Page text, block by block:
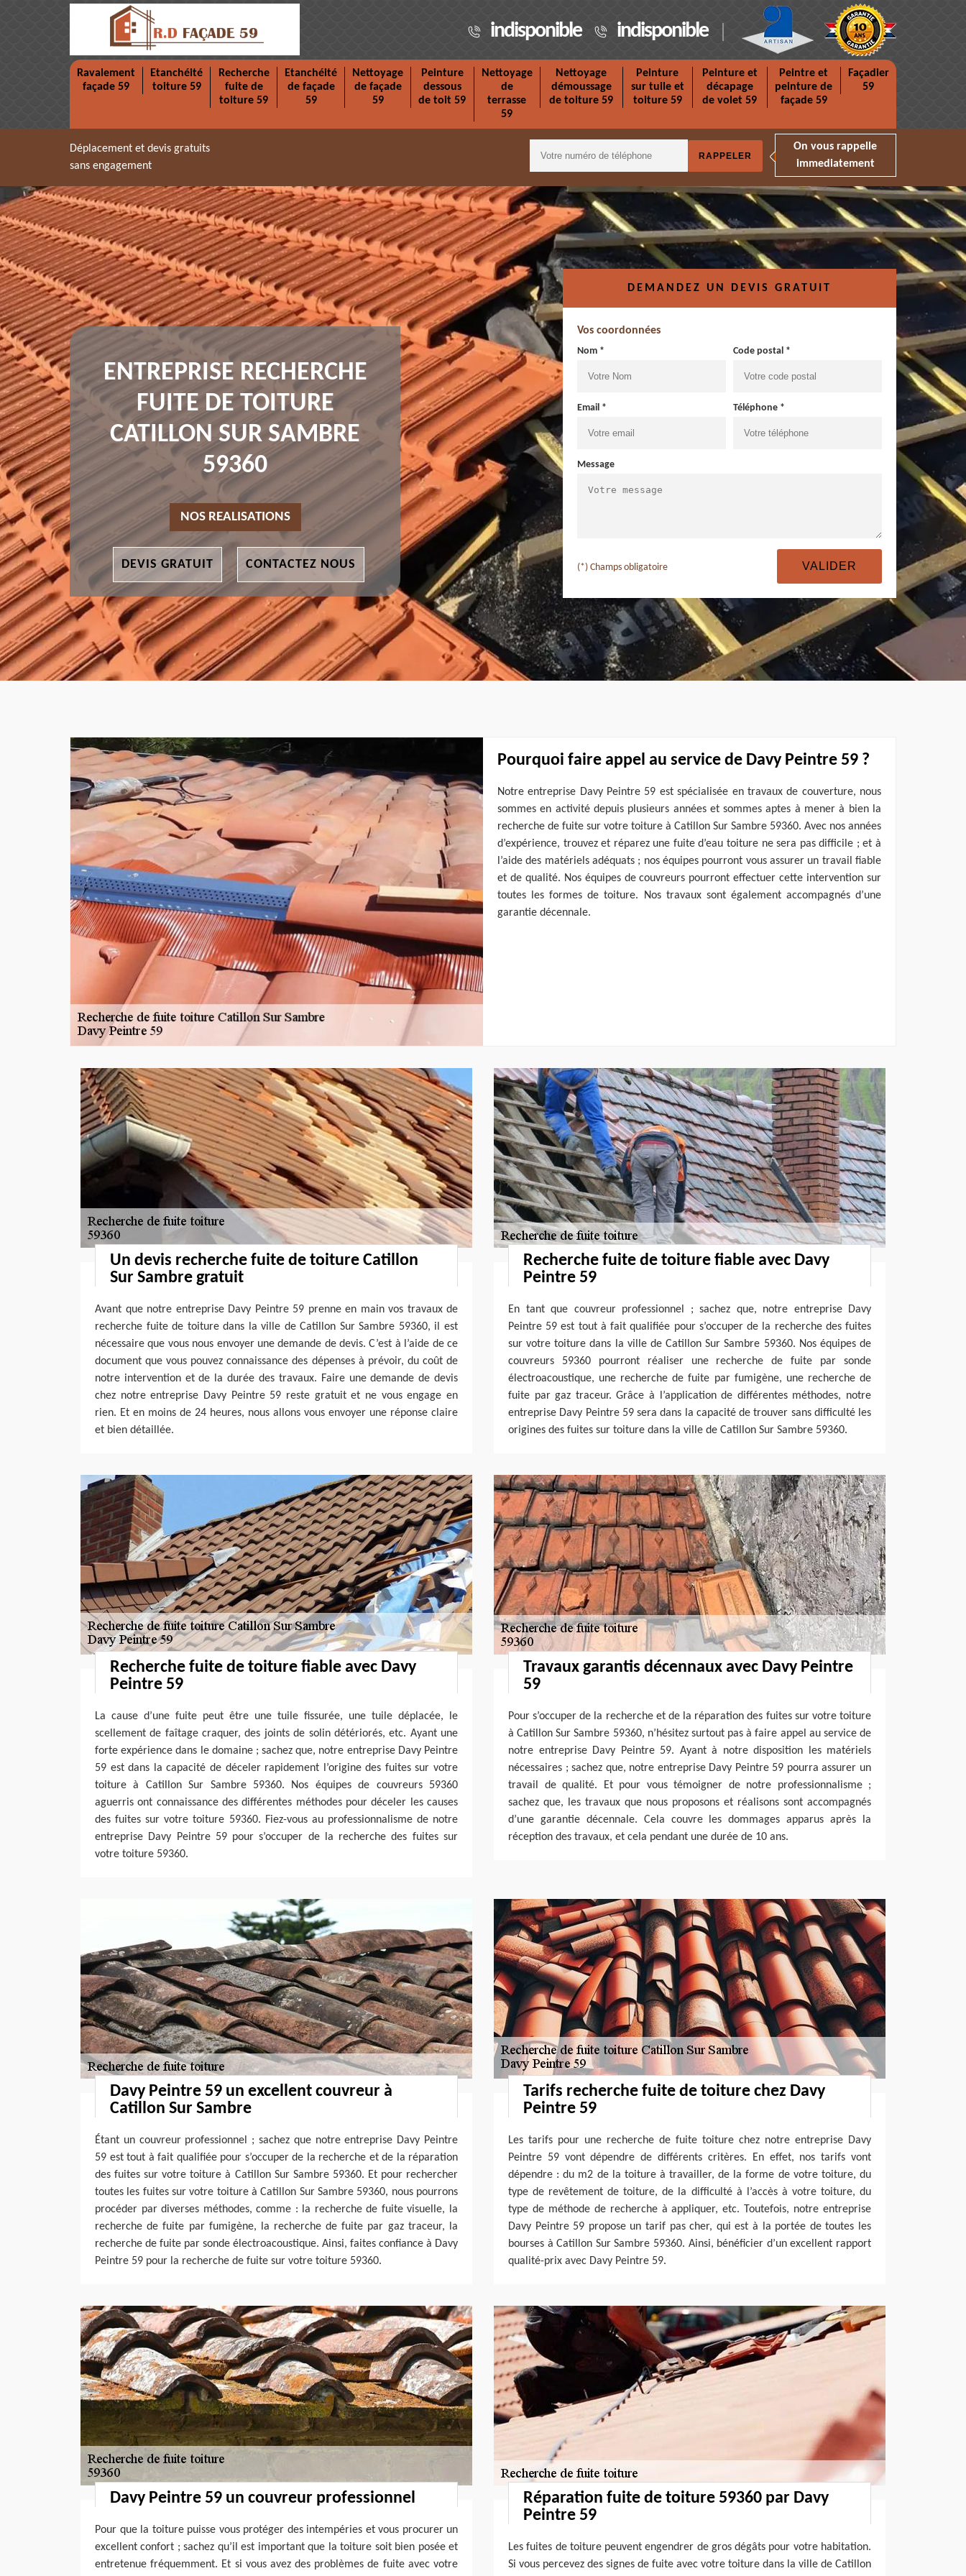
indisponible indisponible
Ravalement
façade 59
Etanchéité
toiture 59
Recherche
fuite de
toiture 59
Etanchéité
de façade
59
Nettoyage
de façade
59
Peinture
dessous
de toit 59
Nettoyage
de
terrasse
59
Nettoyage
démoussage
de toiture 59
Peinture
sur tuile et
toiture 59
Peinture et
décapage
de volet 59
Peintre et
peinture de
façade 59
Façadier
59
Déplacement et devis gratuits
sans engagement
On vous rappelle
immediatement
ENTREPRISE RECHERCHE
FUITE DE TOITURE
CATILLON SUR SAMBRE
59360
NOS REALISATIONS
DEVIS GRATUIT CONTACTEZ NOUS
DEMANDEZ UN DEVIS GRATUIT
Vos coordonnées
Nom * Code postal *
Email * Téléphone *
Message
(*) Champs obligatoire
Pourquoi faire appel au service de Davy Peintre 59 ?
Notre entreprise Davy Peintre 59 est spécialisée en travaux de couverture, nous
sommes en activité depuis plusieurs années et sommes aptes à mener à bien la
recherche de fuite sur votre toiture à Catillon Sur Sambre 59360. Avec nos années
d’expérience, trouvez et réparez une fuite d’eau toiture ne sera pas difficile ; et à
l’aide des matériels adéquats ; nos équipes pourront vous assurer un travail fiable
et de qualité. Nos équipes de couvreurs pourront effectuer cette intervention sur
toutes les formes de toiture. Nos travaux sont également accompagnés d’une
garantie décennale.
Un devis recherche fuite de toiture Catillon
Sur Sambre gratuit
Avant que notre entreprise Davy Peintre 59 prenne en main vos travaux de
recherche fuite de toiture dans la ville de Catillon Sur Sambre 59360, il est
nécessaire que vous nous envoyer une demande de devis. C’est à l’aide de ce
document que vous pouvez connaissance des dépenses à prévoir, du coût de
notre intervention et de la durée des travaux. Faire une demande de devis
chez notre entreprise Davy Peintre 59 reste gratuit et ne vous engage en
rien. Et en moins de 24 heures, nous allons vous envoyer une réponse claire
et bien détaillée.
Recherche fuite de toiture fiable avec Davy
Peintre 59
En tant que couvreur professionnel ; sachez que, notre entreprise Davy
Peintre 59 est tout à fait qualifiée pour s’occuper de la recherche des fuites
sur votre toiture dans la ville de Catillon Sur Sambre 59360. Nos équipes de
couvreurs 59360 pourront réaliser une recherche de fuite par sonde
électroacoustique, une recherche de fuite par fumigène, une recherche de
fuite par gaz traceur. Grâce à l’application de différentes méthodes, notre
entreprise Davy Peintre 59 sera dans la capacité de trouver sans difficulté les
origines des fuites sur toiture dans la ville de Catillon Sur Sambre 59360.
Recherche fuite de toiture fiable avec Davy
Peintre 59
La cause d’une fuite peut être une tuile fissurée, une tuile déplacée, le
scellement de faîtage craquer, des joints de solin détériorés, etc. Ayant une
forte expérience dans le domaine ; sachez que, notre entreprise Davy Peintre
59 est dans la capacité de déceler rapidement l’origine des fuites sur votre
toiture à Catillon Sur Sambre 59360. Nos équipes de couvreurs 59360
aguerris ont connaissance des différentes méthodes pour déceler les causes
des fuites sur votre toiture 59360. Fiez-vous au professionnalisme de notre
entreprise Davy Peintre 59 pour s’occuper de la recherche des fuites sur
votre toiture 59360.
Travaux garantis décennaux avec Davy Peintre
59
Pour s’occuper de la recherche et de la réparation des fuites sur votre toiture
à Catillon Sur Sambre 59360, n’hésitez surtout pas à faire appel au service de
notre entreprise Davy Peintre 59. Ayant à notre disposition les matériels
nécessaires ; sachez que, notre entreprise Davy Peintre 59 pourra assurer un
travail de qualité. Et pour vous témoigner de notre professionnalisme ;
sachez que, les travaux que nous proposons et réalisons sont accompagnés
d’une garantie décennale. Cela couvre les dommages apparus après la
réception des travaux, et cela pendant une durée de 10 ans.
Davy Peintre 59 un excellent couvreur à
Catillon Sur Sambre
Étant un couvreur professionnel ; sachez que notre entreprise Davy Peintre
59 est tout à fait qualifiée pour s’occuper de la recherche et de la réparation
des fuites sur votre toiture à Catillon Sur Sambre 59360. Et pour rechercher
toutes les fuites sur votre toiture à Catillon Sur Sambre 59360, nous pourrons
procéder par diverses méthodes, comme : la recherche de fuite visuelle, la
recherche de fuite par fumigène, la recherche de fuite par gaz traceur, la
recherche de fuite par sonde électroacoustique. Ainsi, faites confiance à Davy
Peintre 59 pour la recherche de fuite sur votre toiture 59360.
Tarifs recherche fuite de toiture chez Davy
Peintre 59
Les tarifs pour une recherche de fuite toiture chez notre entreprise Davy
Peintre 59 vont dépendre de différents critères. En effet, nos tarifs vont
dépendre : du m2 de la toiture à travailler, de la forme de votre toiture, du
type de revêtement de toiture, de la difficulté à l’accès à votre toiture, du
type de méthode de recherche à appliquer, etc. Toutefois, notre entreprise
Davy Peintre 59 propose un tarif pas cher, qui est à la portée de toutes les
bourses à Catillon Sur Sambre 59360. Ainsi, bénéficier d’un excellent rapport
qualité-prix avec Davy Peintre 59.
Davy Peintre 59 un couvreur professionnel
Pour que la toiture puisse vous protéger des intempéries et vous procurer un
excellent confort ; sachez qu’il est important que la toiture soit bien posée et
entretenue fréquemment. Et si vous avez des problèmes de fuite avec votre
Réparation fuite de toiture 59360 par Davy
Peintre 59
Les fuites de toiture peuvent engendrer de gros dégâts pour votre habitation.
Si vous percevez des signes de fuite avec votre toiture dans la ville de Catillon